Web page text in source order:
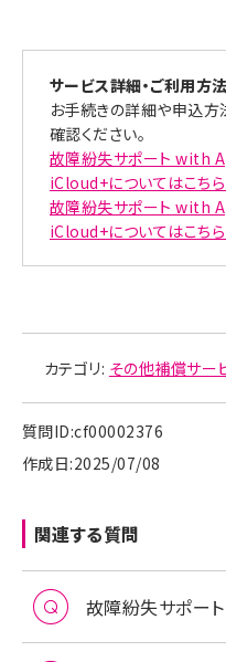
次をご利用いただけます。
Apple製品修理取次の詳
※一部のau Style/auショ
サービス詳細・ご利用方法
お手続きの詳細や申込方
確認ください。
故障紛失サポート with
iCloud+についてはこちら
故障紛失サポート with
iCloud+についてはこちら
カテゴリ: その他補償サー
質問ID:cf00002376
作成日:2025/07/08
関連する質問
故障紛失サポート